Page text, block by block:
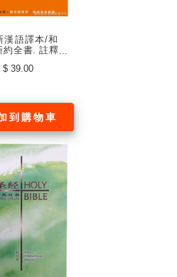
漢語譯本/和
約全書. 註釋
體）
$ 39.00
到購物車